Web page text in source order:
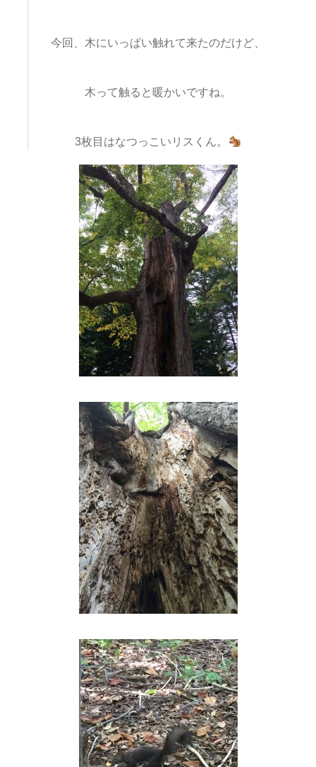
今回、木にいっぱい触れて来たのだけど、
木って触ると暖かいですね。
3枚目はなつっこいリスくん。